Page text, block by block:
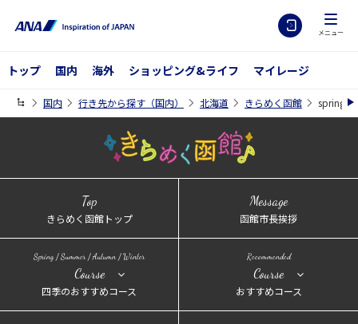
メニュー
トップ 国内 海外 ショッピング&ライフ マイレージ
国内 行き先から探す（国内） 北海道 きらめく函館 spring
Top
きらめく函館トップ
Message
函館市長挨拶
Spring / Summer / Autumn / Winter
Course
四季のおすすめコース
Recommended
Course
おすすめコース